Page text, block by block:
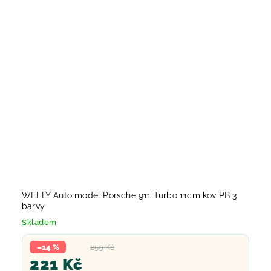
WELLY Auto model Porsche 911 Turbo 11cm kov PB 3
barvy
Skladem
259 Kč
–14 %
221 Kč